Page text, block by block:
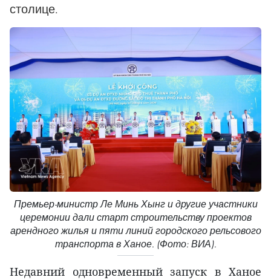
столице.
Премьер-министр Ле Минь Хынг и другие участники
церемонии дали старт строительству проектов
арендного жилья и пяти линий городского рельсового
транспорта в Ханое. (Фото: ВИА).
Недавний одновременный запуск в Ханое